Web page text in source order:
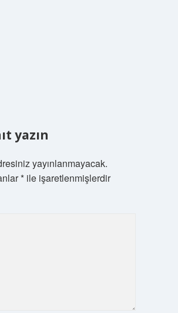
yazın
yayınlanmayacak.
*ile işaretlenmişlerdir